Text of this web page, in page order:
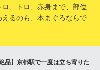
、トロ、赤身まで、部位
るのも、本まぐろならで
絶品】京都駅で一度は立ち寄りた